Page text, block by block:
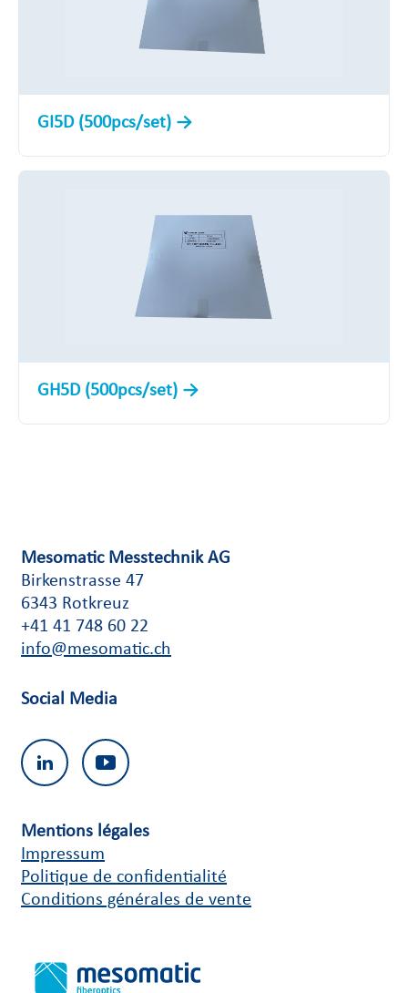
GI5D (500pcs/set)
GH5D (500pcs/set)
Mesomatic Messtechnik AG
Birkenstrasse 47
6343 Rotkreuz
+41 41 748 60 22
info@mesomatic.ch
Social Media
Mentions légales
Impressum
Politique de confidentialité
Conditions générales de vente